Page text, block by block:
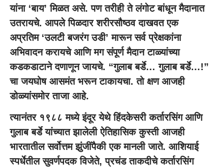
यांना ‘बाय’ मिळत असे. पण तरीही ते लंगोट बांधून मैदानात
उतरायचे. आपले पिळदार शरीरसौष्ठव दाखवत एक
अप्रतिम ‘उलटी बजरंग उडी’ मारून सर्व प्रेक्षकांना
अभिवादन करायचे आणि मग संपूर्ण मैदान टाळ्यांच्या
कडकडाटाने दणाणून जायचे. “गुलाब बर्डे… गुलाब बर्डे…!”
चा जयघोष आसमंत भरून टाकायचा. तो क्षण आजही
डोळ्यांसमोर ताजा आहे.
त्यानंतर १९८८ मध्ये इंदूर येथे हिंदकेसरी कर्तारसिंग आणि
गुलाब बर्डे यांच्यात झालेली ऐतिहासिक कुस्ती आजही
भारतातील सर्वोत्तम झुंजींपैकी एक मानली जाते. आशियाई
स्पर्धेतील सुवर्णपदक विजेते, प्रचंड ताकदीचे कर्तारसिंग